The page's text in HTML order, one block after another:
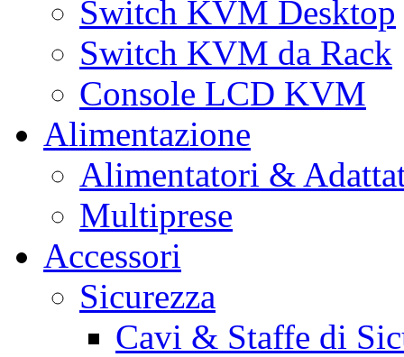
Switch KVM Desktop
Switch KVM da Rack
Console LCD KVM
Alimentazione
Alimentatori &
Multiprese
Accessori
Sicurezza
Cavi & Staffe di